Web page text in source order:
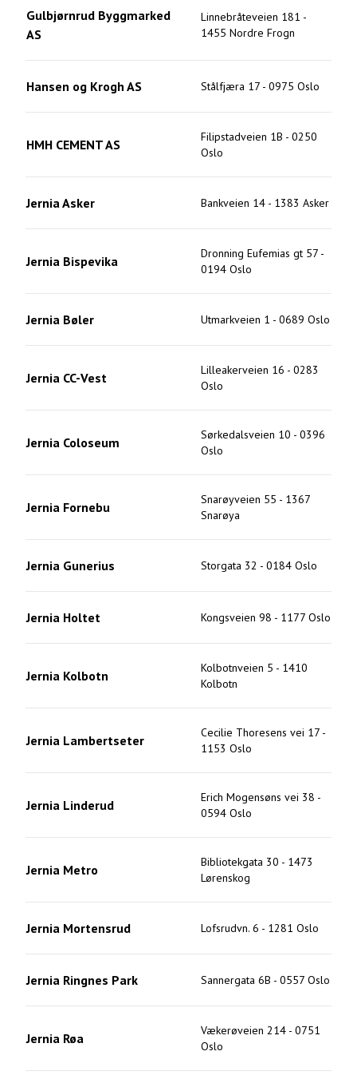
Gulbjørnrud Byggmarked
AS
Linnebråteveien 181 -
1455 Nordre Frogn
Hansen og Krogh AS Stålfjæra 17 - 0975 Oslo
HMH CEMENT AS Filipstadveien 1B - 0250
Oslo
Jernia Asker Bankveien 14 - 1383 Asker
Jernia Bispevika Dronning Eufemias gt 57 -
0194 Oslo
Jernia Bøler Utmarkveien 1 - 0689 Oslo
Jernia CC-Vest Lilleakerveien 16 - 0283
Oslo
Jernia Coloseum Sørkedalsveien 10 - 0396
Oslo
Jernia Fornebu Snarøyveien 55 - 1367
Snarøya
Jernia Gunerius Storgata 32 - 0184 Oslo
Jernia Holtet Kongsveien 98 - 1177 Oslo
Jernia Kolbotn Kolbotnveien 5 - 1410
Kolbotn
Jernia Lambertseter Cecilie Thoresens vei 17 -
1153 Oslo
Jernia Linderud Erich Mogensøns vei 38 -
0594 Oslo
Jernia Metro Bibliotekgata 30 - 1473
Lørenskog
Jernia Mortensrud Lofsrudvn. 6 - 1281 Oslo
Jernia Ringnes Park Sannergata 6B - 0557 Oslo
Jernia Røa Vækerøveien 214 - 0751
Oslo